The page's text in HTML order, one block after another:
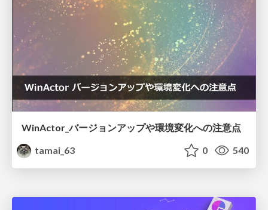
WinActor_バージョンアップや環境変化への注意点
tamai_63
0 540